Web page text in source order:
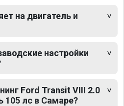
на двигатель и
настройки
Ford Transit VIII 2.0
105 лс в Самаре?